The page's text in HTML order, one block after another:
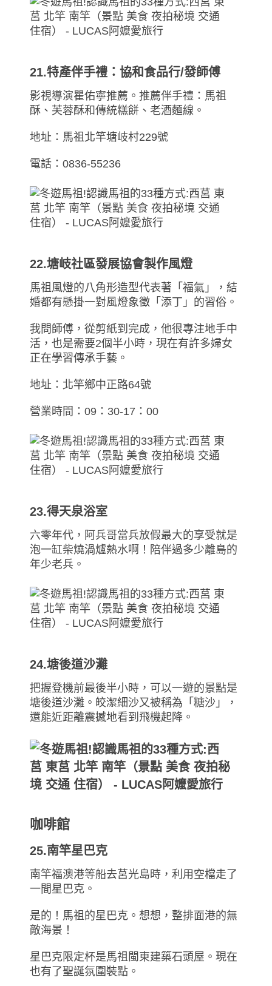
21.特產伴手禮：協和食品行/發師傅
影視導演瞿佑寧推薦。推薦伴手禮：馬祖
酥、芙蓉酥和傳統糕餅、老酒麵線。
地址：馬祖北竿塘岐村229號
電話：0836-55236
22.塘岐社區發展協會製作風燈
馬祖風燈的八角形造型代表著「福氣」，結
婚都有懸掛一對風燈象徵「添丁」的習俗。
我問師傅，從剪紙到完成，他很專注地手中
活，也是需要2個半小時，現在有許多婦女
正在學習傳承手藝。
地址：北竿鄉中正路64號
營業時間：09：30-17：00
23.得天泉浴室
六零年代，阿兵哥當兵放假最大的享受就是
泡一缸柴燒渦爐熱水啊！陪伴過多少離島的
年少老兵。
24.塘後道沙灘
把握登機前最後半小時，可以一遊的景點是
塘後道沙灘。皎潔細沙又被稱為「糖沙」，
還能近距離震撼地看到飛機起降。
咖啡館
25.南竿星巴克
南竿福澳港等船去莒光島時，利用空檔走了
一間星巴克。
是的！馬祖的星巴克。想想，整排面港的無
敵海景！
星巴克限定杯是馬祖閩東建築石頭屋。現在
也有了聖誕氛圍裝點。